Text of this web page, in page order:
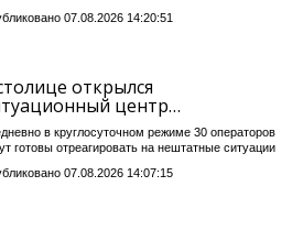
07.08.2026 14:20:51
открылся
центр…
в круглосуточном режиме 30 операторов
готовы отреагировать на нештатные ситуации
07.08.2026 14:07:15